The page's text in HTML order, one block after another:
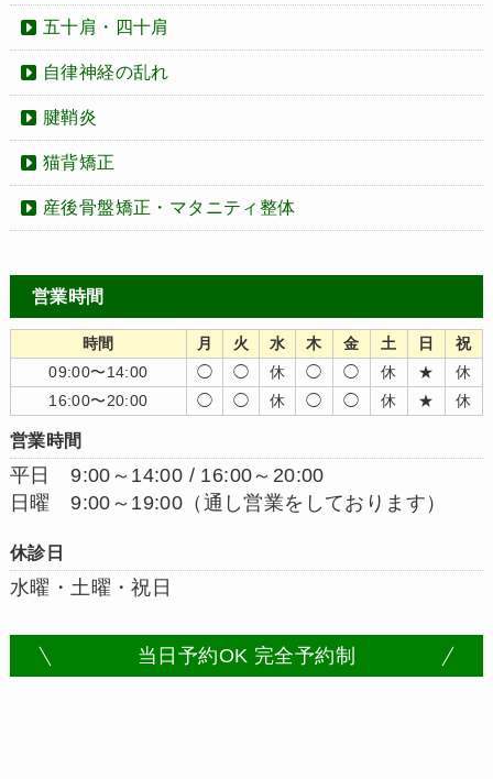
五十肩・四十肩
自律神経の乱れ
腱鞘炎
猫背矯正
産後骨盤矯正・マタニティ整体
営業時間
時間 月 火 水 木 金 土 日
祝
09:00〜14:00
◯ ◯ 休 ◯ ◯ 休 ★
休
16:00〜20:00
◯ ◯ 休 ◯ ◯ 休 ★ 休
営業時間
平日 9:00～14:00 / 16:00～20:00
日曜 9:00～19:00（通し営業をしております）
休診日
水曜・土曜・祝日
当日予約OK 完全予約制